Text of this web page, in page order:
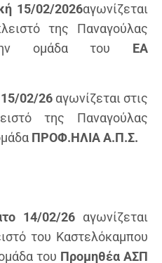
15/02/2026αγωνίζεται
της Παναγούλας
την ομάδα του ΕΑ
02/26 αγωνίζεται στις
της Παναγούλας
ΠΡΟΦ.ΗΛΙΑ Α.Π.Σ.
14/02/26 αγωνίζεται
του Καστελόκαμπου
του Προμηθέα ΑΣΠ